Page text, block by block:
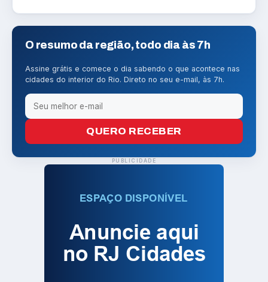
O resumo da região, todo dia às 7h
Assine grátis e comece o dia sabendo o que acontece nas
cidades do interior do Rio. Direto no seu e-mail, às 7h.
QUERO RECEBER
PUBLICIDADE